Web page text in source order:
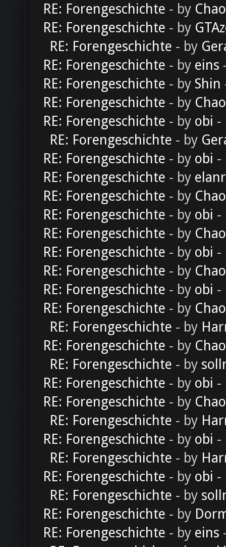
RE: Forengeschichte - by
RE: Forengeschichte - by
RE: Forengeschichte - by
RE: Forengeschichte - by eins
RE: Forengeschichte - by Shin
RE: Forengeschichte - by
RE: Forengeschichte - by obi -
RE: Forengeschichte - by
RE: Forengeschichte - by obi -
RE: Forengeschichte - by
RE: Forengeschichte - by
RE: Forengeschichte - by obi -
RE: Forengeschichte - by
RE: Forengeschichte - by obi -
RE: Forengeschichte - by
RE: Forengeschichte - by obi -
RE: Forengeschichte - by
RE: Forengeschichte - by
RE: Forengeschichte - by
RE: Forengeschichte - by
RE: Forengeschichte - by obi -
RE: Forengeschichte - by
RE: Forengeschichte - by
RE: Forengeschichte - by obi -
RE: Forengeschichte - by
RE: Forengeschichte - by obi -
RE: Forengeschichte - by
RE: Forengeschichte - by
RE: Forengeschichte - by eins